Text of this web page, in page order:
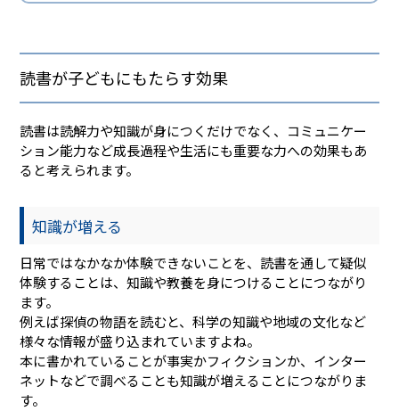
読書が子どもにもたらす効果
読書は読解力や知識が身につくだけでなく、コミュニケー
ション能力など成長過程や生活にも重要な力への効果もあ
ると考えられます。
知識が増える
日常ではなかなか体験できないことを、読書を通して疑似
体験することは、知識や教養を身につけることにつながり
ます。
例えば探偵の物語を読むと、科学の知識や地域の文化など
様々な情報が盛り込まれていますよね。
本に書かれていることが事実かフィクションか、インター
ネットなどで調べることも知識が増えることにつながりま
す。